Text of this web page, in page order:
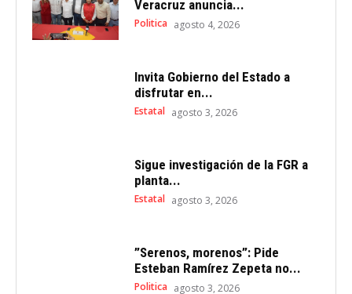
Veracruz anuncia...
Politica agosto 4, 2026
Invita Gobierno del Estado a
disfrutar en...
Estatal agosto 3, 2026
Sigue investigación de la FGR a
planta...
Estatal agosto 3, 2026
”Serenos, morenos”: Pide
Esteban Ramírez Zepeta no...
Politica agosto 3, 2026